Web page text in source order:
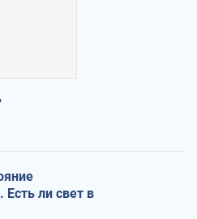
Есть ли свет в